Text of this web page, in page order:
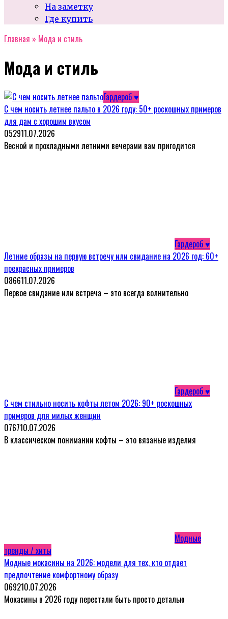
На заметку
Где купить
Главная » Мода и стиль
Мода и стиль
Гардероб ♥
С чем носить летнее пальто в 2026 году: 50+ роскошных примеров
для дам с хорошим вкусом
052911.07.2026
Весной и прохладными летними вечерами вам пригодится
Гардероб ♥
Летние образы на первую встречу или свидание на 2026 год: 60+
прекрасных примеров
086611.07.2026
Первое свидание или встреча – это всегда волнительно
Гардероб ♥
С чем стильно носить кофты летом 2026: 90+ роскошных
примеров для милых женщин
076710.07.2026
В классическом понимании кофты – это вязаные изделия
Модные
тренды / хиты
Модные мокасины на 2026: модели для тех, кто отдает
предпочтение комфортному образу
069210.07.2026
Мокасины в 2026 году перестали быть просто деталью